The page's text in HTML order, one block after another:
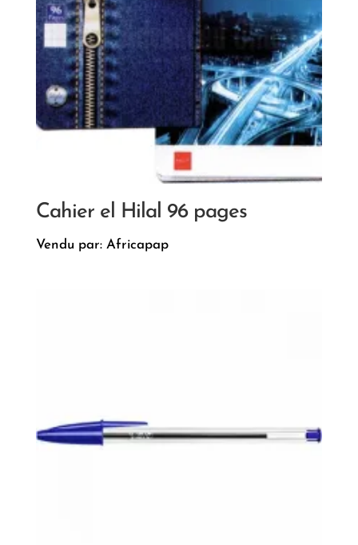
Cahier el Hilal 96 pages
Vendu par: Africapap